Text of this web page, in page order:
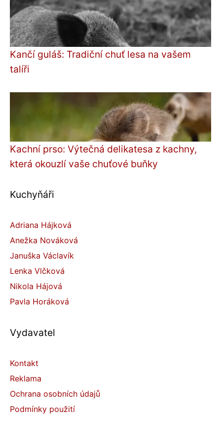
Kančí guláš: Tradiční chuť lesa na vašem
talíři
Kachní prso: Výtečná delikatesa z kachny,
která okouzlí vaše chuťové buňky
Kuchyňáři
Adriana Hájková
Anežka Nováková
Januška Václavík
Lenka Vlčková
Nikola Hájová
Pavla Horáková
Vydavatel
Kontakt
Reklama
Ochrana osobních údajů
Podmínky použití